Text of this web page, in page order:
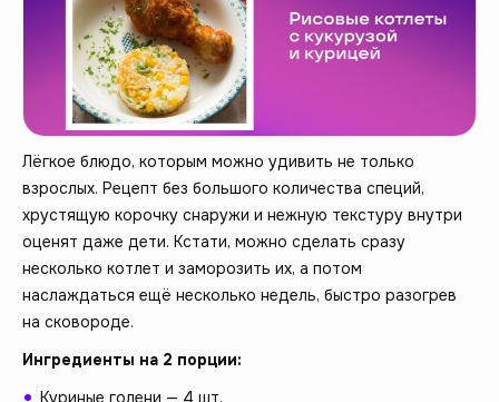
Лёгкое блюдо, которым можно удивить не только
взрослых. Рецепт без большого количества специй,
хрустящую корочку снаружи и нежную текстуру внутри
оценят даже дети. Кстати, можно сделать сразу
несколько котлет и заморозить их, а потом
наслаждаться ещё несколько недель, быстро разогрев
на сковороде.
Ингредиенты на 2 порции:
Куриные голени — 4 шт.